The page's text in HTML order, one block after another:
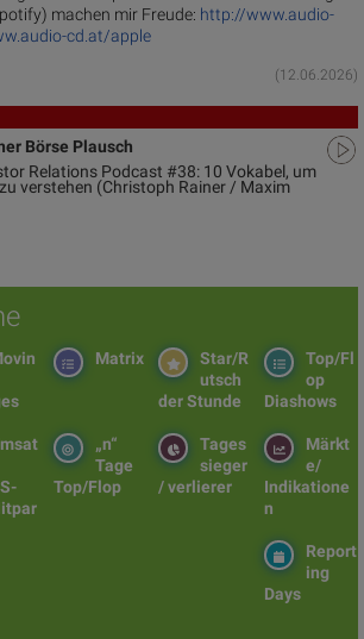
machen mir Freude: http://www.audio-
cd.at/apple
(12.06.2026)
Börse Plausch
Relations Podcast #38: 10 Vokabel, um
verstehen (Christoph Rainer / Maxim
Top/Fl
op
Diashows
Star/R
utsch
der Stunde
Matrix
Märkt
e/
Indikatione
n
Tages
sieger
/ verlierer
„n“
Tage
Top/Flop
Report
ing
Days